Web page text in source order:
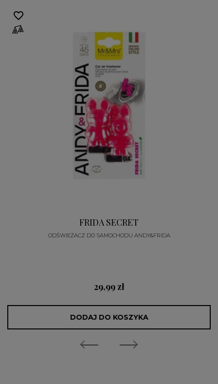
FRIDA SECRET
ODŚWIEŻACZ DO SAMOCHODU ANDY&FRIDA
29,99 zł
DODAJ DO KOSZYKA
favorite_border